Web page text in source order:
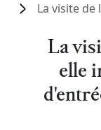
La visite de la
La
elle